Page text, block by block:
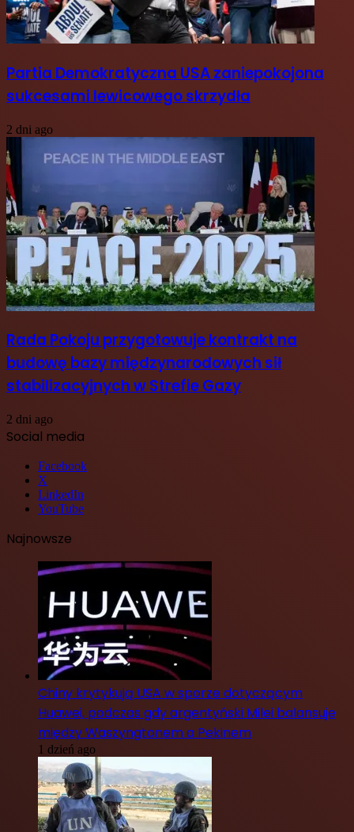
Partia Demokratyczna USA zaniepokojona
sukcesami lewicowego skrzydła
2 dni ago
Rada Pokoju przygotowuje kontrakt na
budowę bazy międzynarodowych sił
stabilizacyjnych w Strefie Gazy
2 dni ago
Social media
Facebook
X
LinkedIn
YouTube
Najnowsze
Chiny krytykują USA w sporze dotyczącym
Huawei, podczas gdy argentyński Milei balansuje
między Waszyngtonem a Pekinem
1 dzień ago